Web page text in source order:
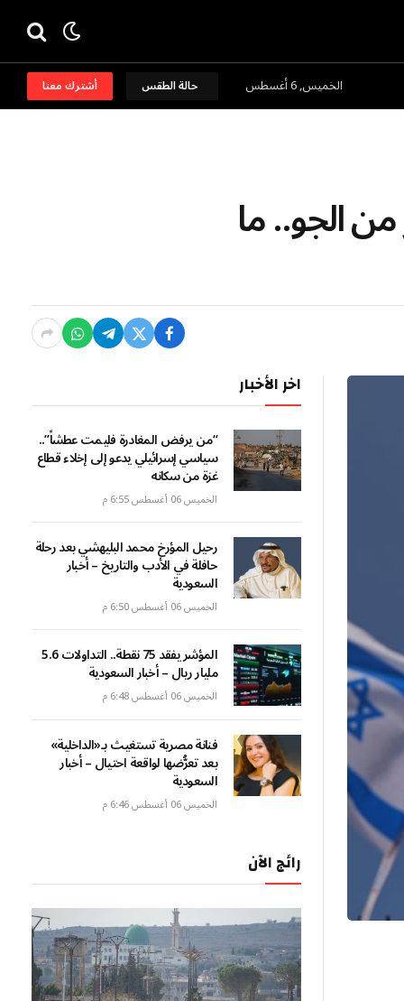
الخميس, 6 أغسطس حالة الطقس أشترك معنا
الجو.. ما
اخر الأخبار
“من يرفض المغادرة فليمت عطشاً”..
سياسي إسرائيلي يدعو إلى إخلاء قطاع
غزة من سكانه
الخميس 06 أغسطس 6:55 م
رحيل المؤرخ محمد البليهشي بعد رحلة
حافلة في الأدب والتاريخ – أخبار
السعودية
الخميس 06 أغسطس 6:50 م
المؤشر يفقد 75 نقطة.. التداولات 5.6
مليار ريال – أخبار السعودية
الخميس 06 أغسطس 6:48 م
فنانة مصرية تستغيث بـ«الداخلية»
بعد تعرُّضها لواقعة احتيال – أخبار
السعودية
الخميس 06 أغسطس 6:46 م
رائج الآن